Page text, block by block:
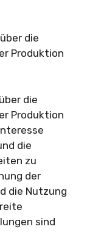
die
Produktion
die
Produktion
die
zu
der
die Nutzung
sind